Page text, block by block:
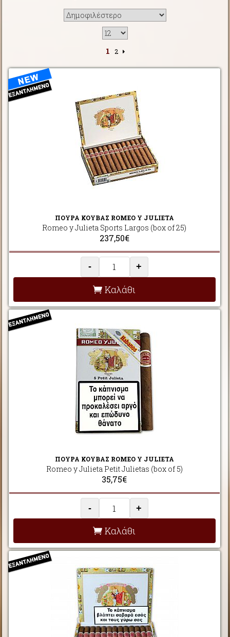
1 2
ΠΟΥΡΑ ΚΟΥΒΑΣ ROMEO Y JULIETA
Romeo y Julieta Sports Largos (box of 25)
237,50€
- +
Καλάθι
ΠΟΥΡΑ ΚΟΥΒΑΣ ROMEO Y JULIETA
Romeo y Julieta Petit Julietas (box of 5)
35,75€
- +
Καλάθι